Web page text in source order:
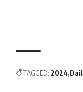
TAGGED: 2024